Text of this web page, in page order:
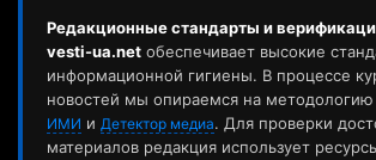
Редакционные стандарты и
vesti-ua.net обеспечивает высокие
информационной гигиены. В процессе
новостей мы опираемся на
ИМИ и Детектор медиа. Для проверки
материалов редакция использует